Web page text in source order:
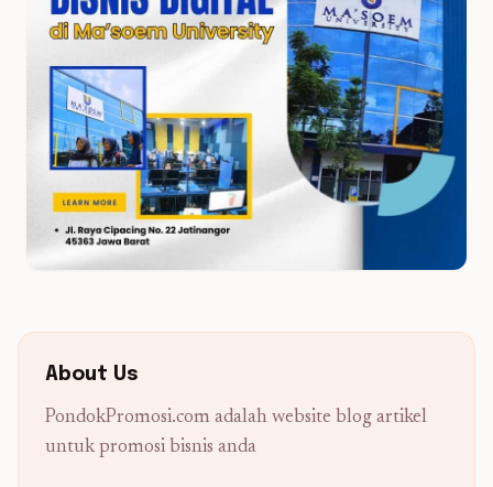
About Us
PondokPromosi.com adalah website blog artikel
untuk promosi bisnis anda